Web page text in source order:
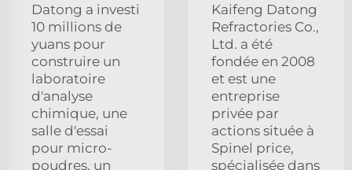
Datong a investi
10 millions de
yuans pour
construire un
laboratoire
d'analyse
chimique, une
salle d'essai
pour micro-
poudres, un
Kaifeng Datong
Refractories Co.,
Ltd. a été
fondée en 2008
et est une
entreprise
privée par
actions située à
Spinel price,
spécialisée dans